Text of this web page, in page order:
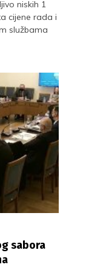
niskih 1
cijene rada i
službama
sabora